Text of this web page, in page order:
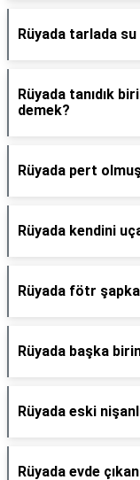
Rüyada tarlada
Rüyada tanıdık
demek?
Rüyada pert
Rüyada kendini
Rüyada fötr
Rüyada başka
Rüyada eski
Rüyada evde